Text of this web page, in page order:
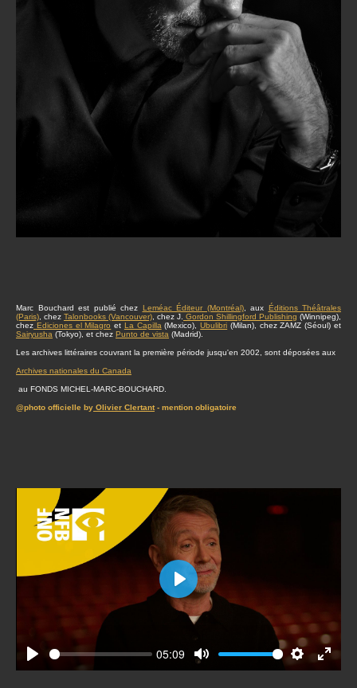
Marc Bouchard est publié chez Leméac Éditeur (Montréal), aux Éditions Théâtrales
(Paris) , chez Talonbooks (Vancouver) , chez J. Gordon Shillingford Publishing (Winnipeg),
chez Ediciones el Milagro et La Capilla (Mexico),Ubulibri (Milan), chez ZAMZ (Séoul) et
Sairyusha (Tokyo), et chez Punto de vista (Madrid).
Les archives littéraires couvrant la première période jusqu'en 2002, sont déposées aux
Archives nationales du Canada
au FONDS MICHEL-MARC-BOUCHARD.
@photo officielle by Olivier Clertant- mention obligatoire
Play
05:09
Mute SettingsEnter
Play